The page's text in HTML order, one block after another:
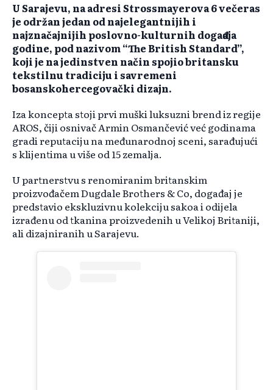
U Sarajevu, na adresi Strossmayerova 6 večeras
je održan jedan od najelegantnijih i
najznačajnijih poslovno-kulturnih događaja
godine, pod nazivom “The British Standard”,
koji je na jedinstven način spojio britansku
tekstilnu tradiciju i savremeni
bosanskohercegovački dizajn.
Iza koncepta stoji prvi muški luksuzni brend iz regije
AROS, čiji osnivač Armin Osmančević već godinama
gradi reputaciju na međunarodnoj sceni, sarađujući
s klijentima u više od 15 zemalja.
U partnerstvu s renomiranim britanskim
proizvođačem Dugdale Brothers & Co, događaj je
predstavio ekskluzivnu kolekciju sakoa i odijela
izrađenu od tkanina proizvedenih u Velikoj Britaniji,
ali dizajniranih u Sarajevu.